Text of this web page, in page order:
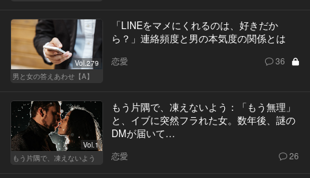
Vol.279
男と女の答えあわせ【A】
「LINEをマメにくれるのは、好きだか
ら？」連絡頻度と男の本気度の関係とは
恋愛 36
Vol.1
もう片隅で、凍えないよう
もう片隅で、凍えないよう：「もう無理」
と、イブに突然フラれた女。数年後、謎の
DMが届いて…
恋愛 26